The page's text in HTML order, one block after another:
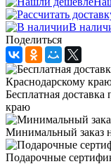
В
Поделиться
Бесплатная
краю
Минимальный заказ
Подарочные